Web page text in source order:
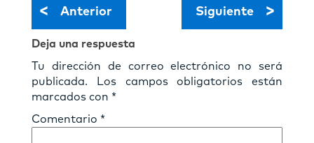
< Anterior Siguiente >
Deja una respuesta
Tu dirección de correo electrónico no será
publicada.
Los campos obligatorios están
marcados con *
Comentario *